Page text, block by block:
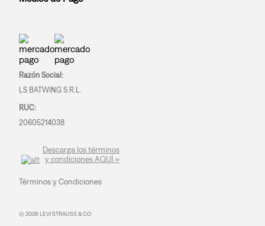
Razón Social:
LS BATWING S.R.L.
RUC:
20605214038
Descarga los términos
y condiciones AQUÍ »
Términos y Condiciones
© 2026 LEVI STRAUSS & CO